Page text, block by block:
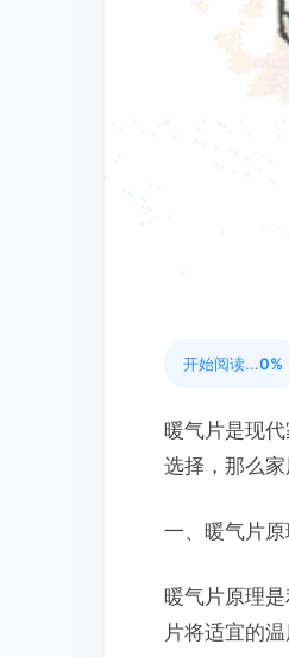
开始阅读...0%
暖气片是现
选择，那么
一、暖气片原
暖气片原理
片将适宜的